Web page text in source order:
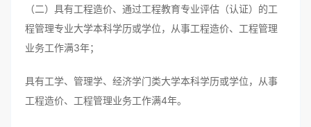
（二）具有工程造价、通过工程教育专业评估（认证）的工
程管理专业大学本科学历或学位，从事工程造价、工程管理
业务工作满3年；
具有工学、管理学、经济学门类大学本科学历或学位，从事
工程造价、工程管理业务工作满4年。